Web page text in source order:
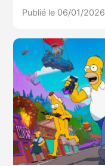
Publié le 06/01/2026